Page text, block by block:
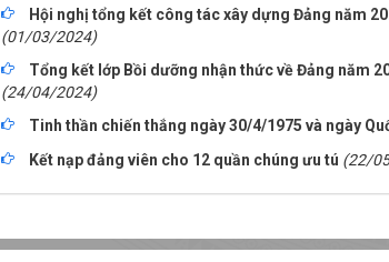
Hội nghị tổng kết công tác xây dựng Đảng năm
(01/03/2024)
Tổng kết lớp Bồi dưỡng nhận thức về Đảng năm
(24/04/2024)
Tinh thần chiến thắng ngày 30/4/1975 và ngày
Kết nạp đảng viên cho 12 quần chúng ưu tú (22/